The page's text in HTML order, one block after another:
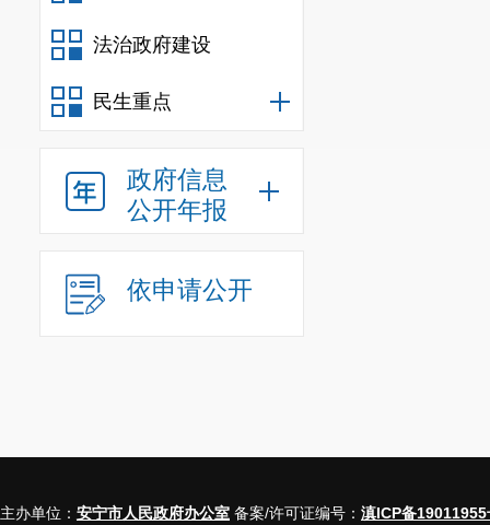
法治政府建设
民生重点
政府信息
公开年报
依申请公开
主办单位： 安宁市人民政府办公室 备案/许可证编号： 滇ICP备